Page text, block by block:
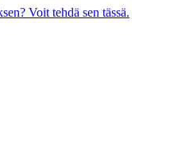
Voit tehdä sen tässä.